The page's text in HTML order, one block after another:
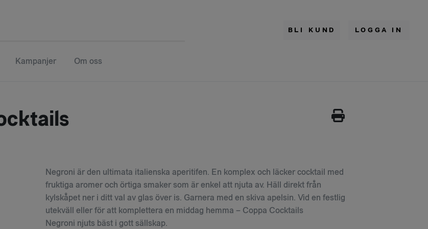
BLI KUND LOGGA IN
Kampanjer Om oss
Negroni är den ultimata italienska aperitifen. En komplex och läcker cocktail med
fruktiga aromer och örtiga smaker som är enkel att njuta av. Häll direkt från
kylskåpet ner i ditt val av glas över is. Garnera med en skiva apelsin. Vid en festlig
utekväll eller för att komplettera en middag hemma – Coppa Cocktails
Negroni njuts bäst i gott sällskap.